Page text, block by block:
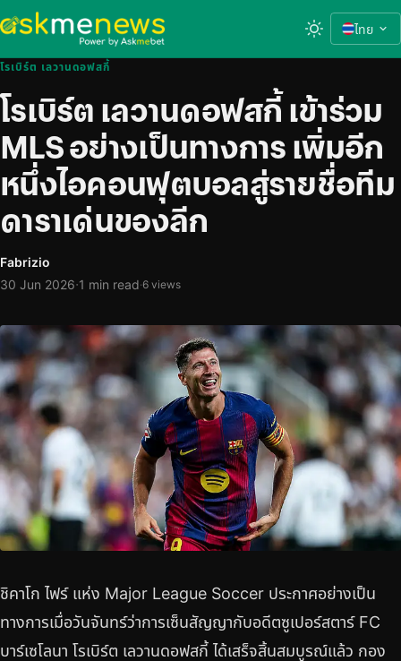
ไทย
โรเบิร์ต เลวานดอฟสกี้
โรเบิร์ต เลวานดอฟสกี้ เข้าร่วม
MLS อย่างเป็นทางการ เพิ่มอีก
หนึ่งไอคอนฟุตบอลสู่รายชื่อทีม
ดาราเด่นของลีก
Fabrizio
30 Jun 2026·1 min read·6 views
ชิคาโก ไฟร์ แห่ง Major League Soccer ประกาศอย่างเป็น
ทางการเมื่อวันจันทร์ว่าการเซ็นสัญญากับอดีตซูเปอร์สตาร์ FC
บาร์เซโลนา โรเบิร์ต เลวานดอฟสกี้ ได้เสร็จสิ้นสมบูรณ์แล้ว กอง